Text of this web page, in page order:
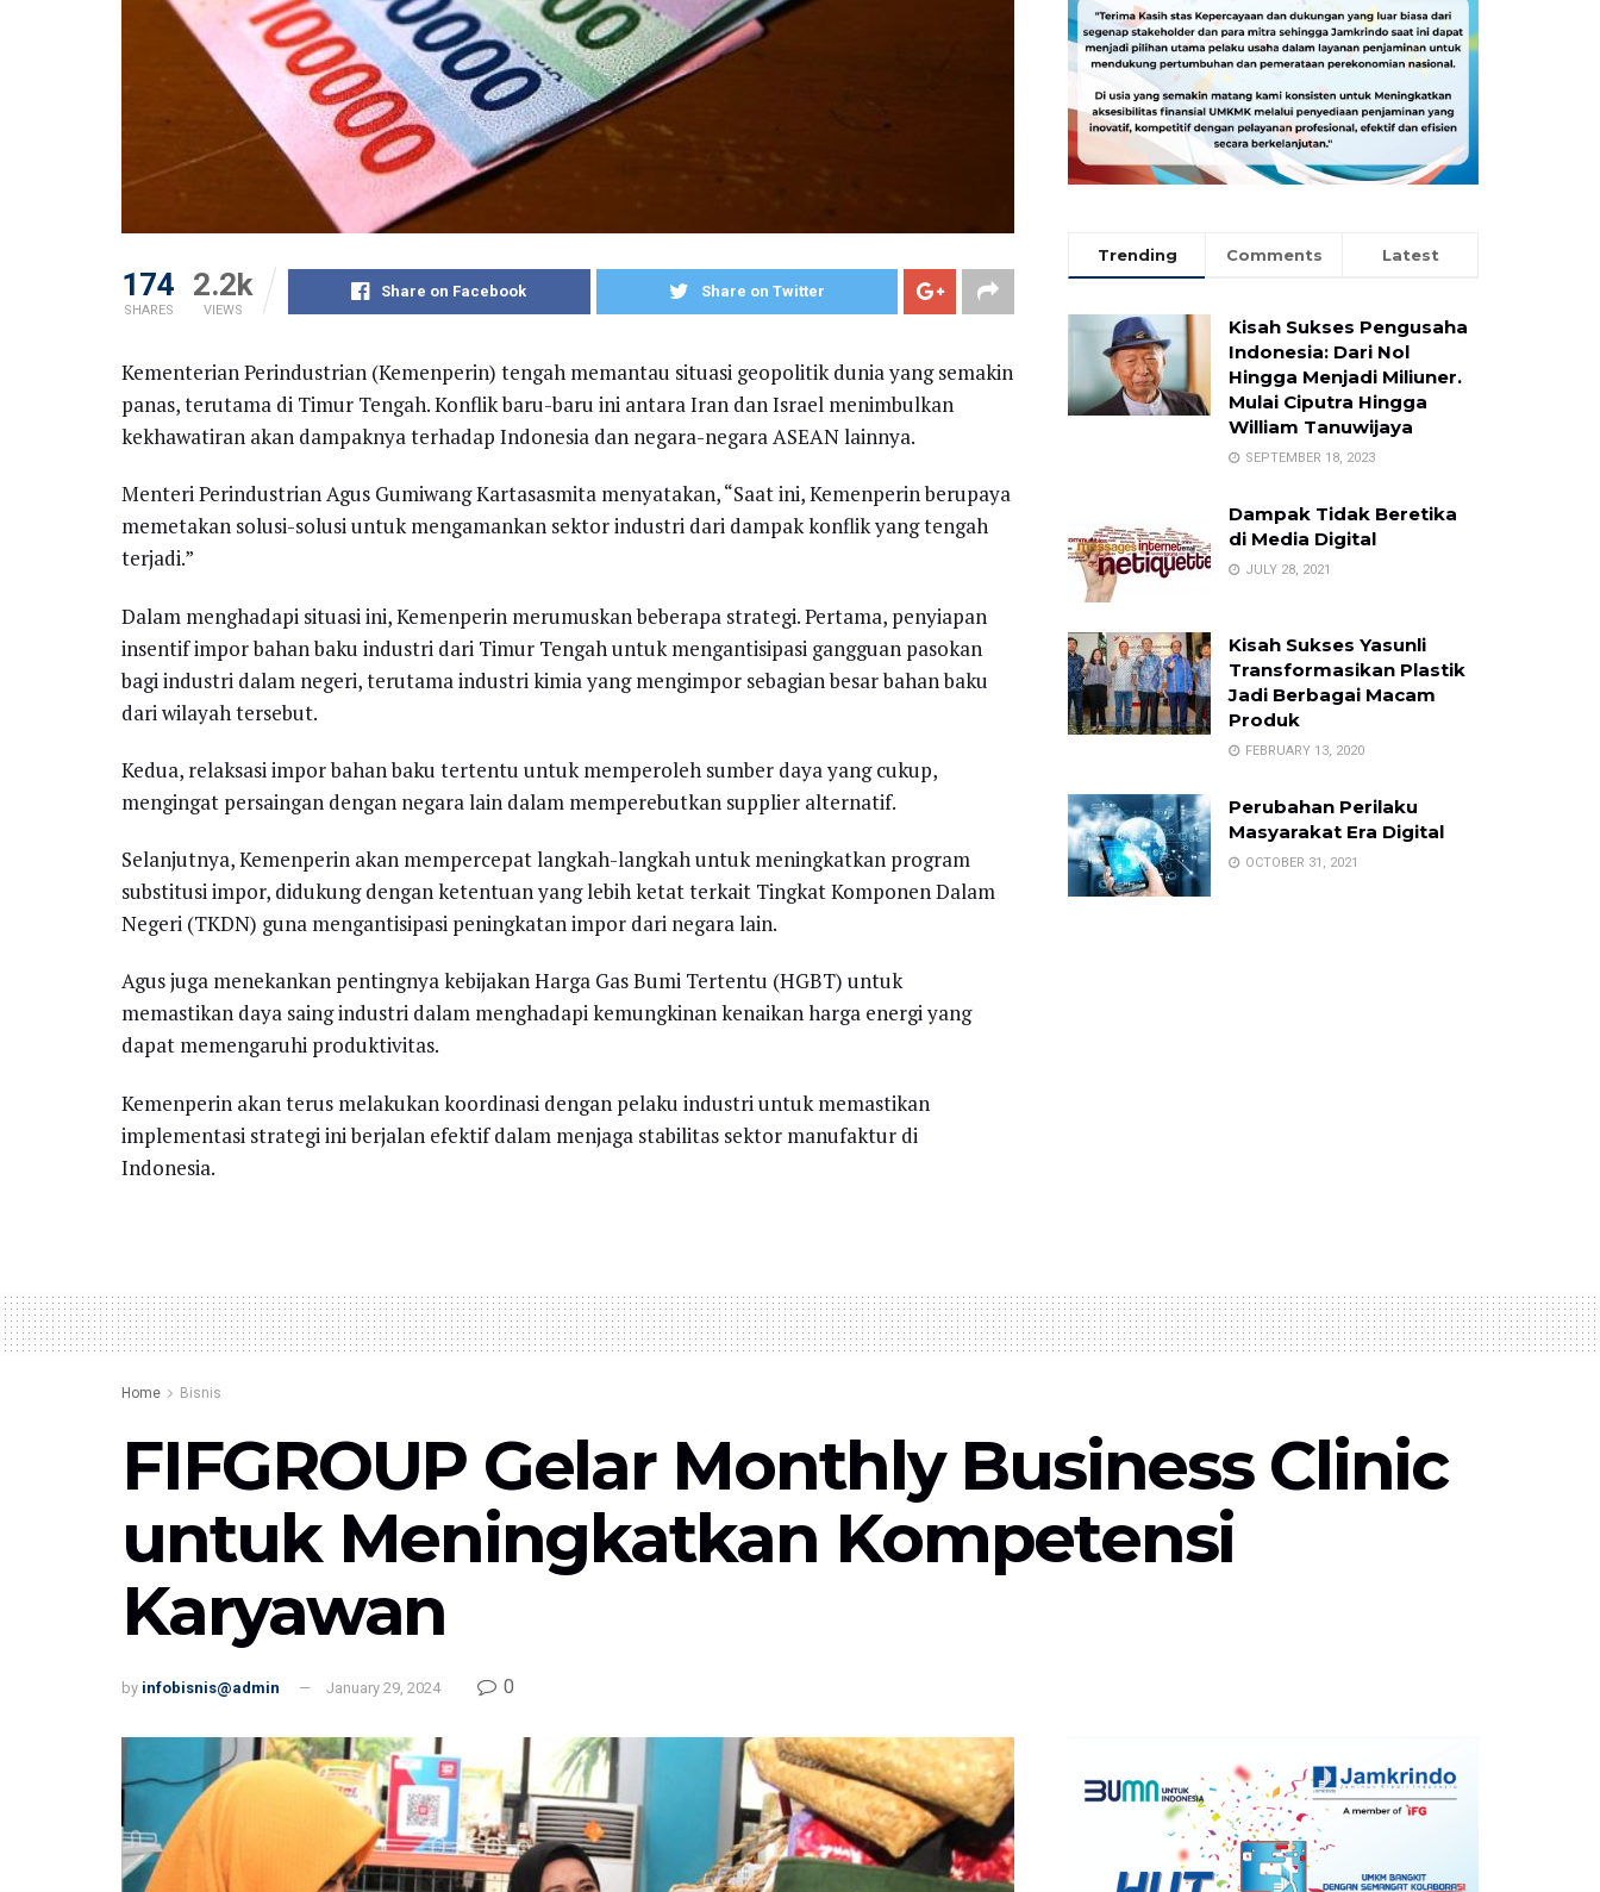
174
SHARES
2.2k
VIEWS
Share on Facebook Share on Twitter
Kementerian Perindustrian (Kemenperin) tengah memantau situasi geopolitik dunia yang semakin
panas, terutama di Timur Tengah. Konflik baru-baru ini antara Iran dan Israel menimbulkan
kekhawatiran akan dampaknya terhadap Indonesia dan negara-negara ASEAN lainnya.
Menteri Perindustrian Agus Gumiwang Kartasasmita menyatakan, “Saat ini, Kemenperin berupaya
memetakan solusi-solusi untuk mengamankan sektor industri dari dampak konflik yang tengah
terjadi.”
Dalam menghadapi situasi ini, Kemenperin merumuskan beberapa strategi. Pertama, penyiapan
insentif impor bahan baku industri dari Timur Tengah untuk mengantisipasi gangguan pasokan
bagi industri dalam negeri, terutama industri kimia yang mengimpor sebagian besar bahan baku
dari wilayah tersebut.
Kedua, relaksasi impor bahan baku tertentu untuk memperoleh sumber daya yang cukup,
mengingat persaingan dengan negara lain dalam memperebutkan supplier alternatif.
Selanjutnya, Kemenperin akan mempercepat langkah-langkah untuk meningkatkan program
substitusi impor, didukung dengan ketentuan yang lebih ketat terkait Tingkat Komponen Dalam
Negeri (TKDN) guna mengantisipasi peningkatan impor dari negara lain.
Agus juga menekankan pentingnya kebijakan Harga Gas Bumi Tertentu (HGBT) untuk
memastikan daya saing industri dalam menghadapi kemungkinan kenaikan harga energi yang
dapat memengaruhi produktivitas.
Kemenperin akan terus melakukan koordinasi dengan pelaku industri untuk memastikan
implementasi strategi ini berjalan efektif dalam menjaga stabilitas sektor manufaktur di
Indonesia.
Trending Comments Latest
Kisah Sukses Pengusaha
Indonesia: Dari Nol
Hingga Menjadi Miliuner.
Mulai Ciputra Hingga
William Tanuwijaya
SEPTEMBER 18, 2023
Dampak Tidak Beretika
di Media Digital
JULY 28, 2021
Kisah Sukses Yasunli
Transformasikan Plastik
Jadi Berbagai Macam
Produk
FEBRUARY 13, 2020
Perubahan Perilaku
Masyarakat Era Digital
OCTOBER 31, 2021
Home Bisnis
FIFGROUP Gelar Monthly Business Clinic
untuk Meningkatkan Kompetensi
Karyawan
by infobisnis@admin January 29, 2024 0